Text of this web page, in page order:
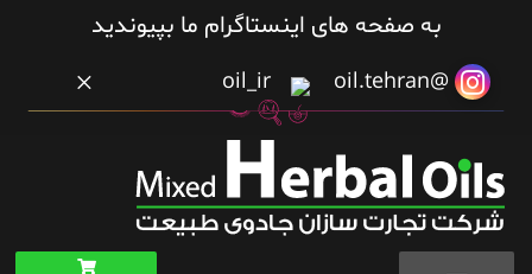
به صفحه های اینستاگرام ما بپیوندید
@oil.tehran
×